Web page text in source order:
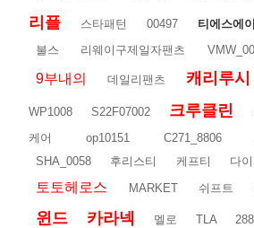
리플
스타패턴 00497 티에스에
불스
리웨이구제일자팬츠
9부내의 데일리팬츠 캐리루시
WP1008 S22F07002 크루클린
케어
op10151 C271_8806
SHA_0058
후리스티 케프티 다
토토헤로스 MARKET 쉬프트
윈드 카라넥 멜로 TLA